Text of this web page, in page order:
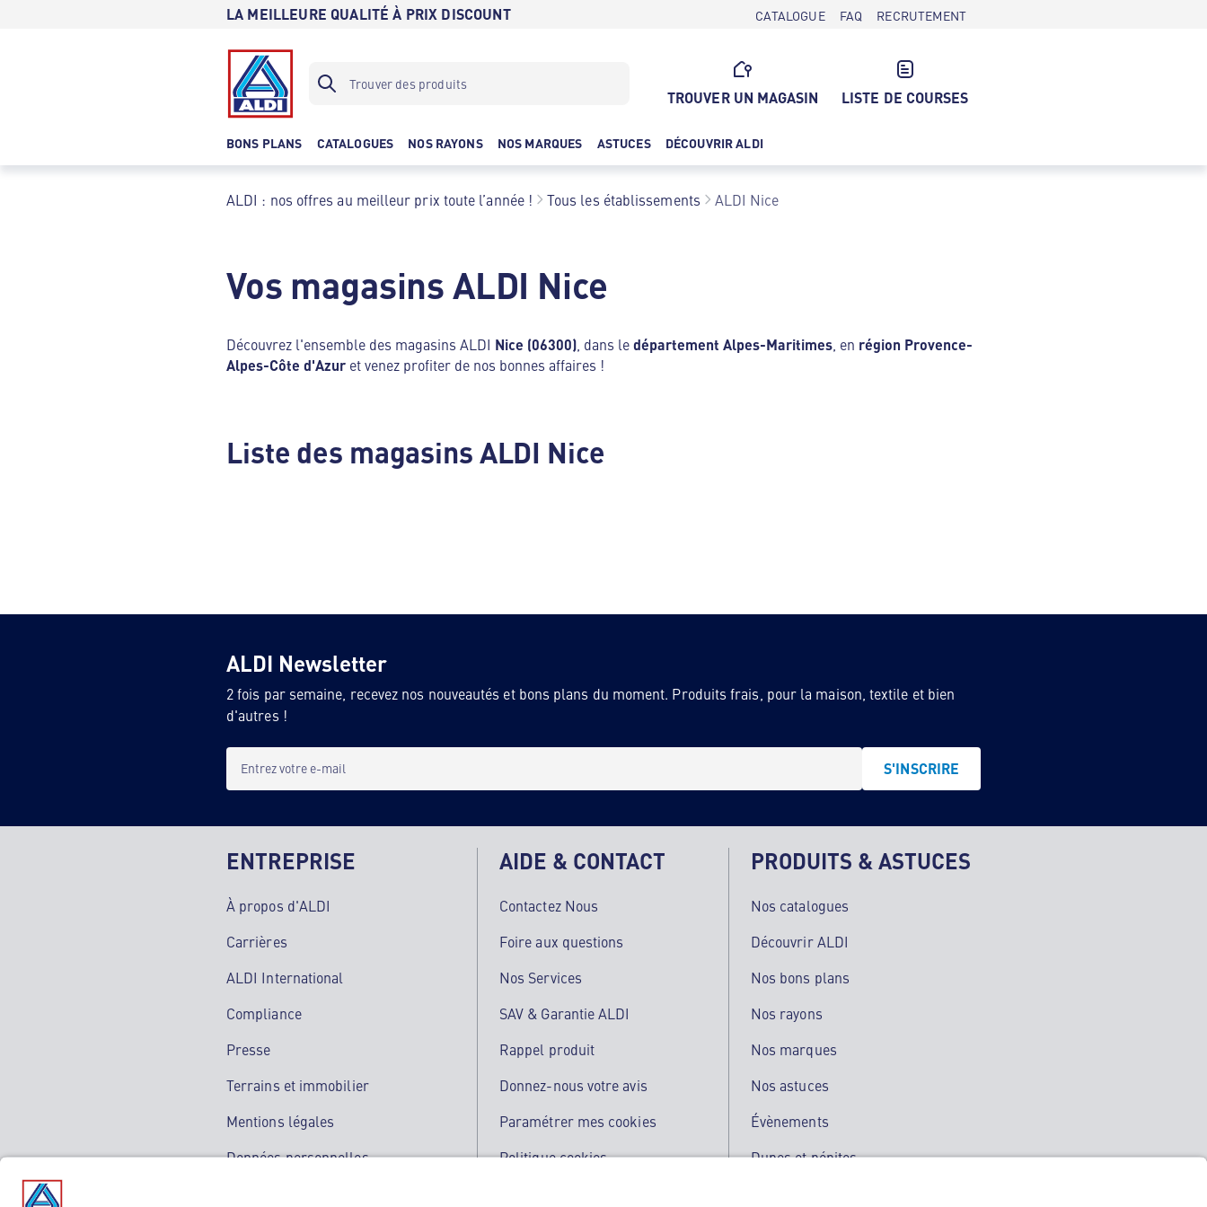
LA MEILLEURE QUALITÉ À PRIX DISCOUNT CATALOGUE FAQ RECRUTEMENT
TROUVER UN MAGASIN LISTE DE COURSES
BONS PLANS CATALOGUES NOS RAYONS NOS MARQUES ASTUCES DÉCOUVRIR ALDI
ALDI : nos offres au meilleur prix toute l’année ! Tous les établissements ALDI Nice
Vos magasins ALDI Nice
Découvrez l'ensemble des magasins ALDI Nice (06300) , dans ledépartement Alpes-Maritimes , en région Provence-
Alpes-Côte d'Azur et venez profiter de nos bonnes affaires !
Liste des magasins ALDI Nice
ALDI Newsletter
2 fois par semaine, recevez nos nouveautés et bons plans du moment. Produits frais, pour la maison, textile et bien
d'autres !
Entrez votre e-mail S'INSCRIRE
ENTREPRISE
À propos d'ALDI
Carrières
ALDI International
Compliance
Presse
Terrains et immobilier
Mentions légales
Données personnelles
AIDE & CONTACT
Contactez Nous
Foire aux questions
Nos Services
SAV & Garantie ALDI
Rappel produit
Donnez-nous votre avis
Paramétrer mes cookies
Politique cookies
PRODUITS & ASTUCES
Nos catalogues
Découvrir ALDI
Nos bons plans
Nos rayons
Nos marques
Nos astuces
Évènements
Dupes et pépites